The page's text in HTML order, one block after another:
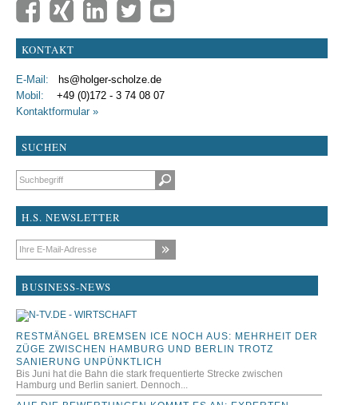
KONTAKT
E-Mail:
hs@holger-scholze.de
Mobil: +49 (0)172 - 3 74 08 07
Kontaktformular »
SUCHEN
Suchbegriffe
H.S. NEWSLETTER
E-Mail-Adresse
BUSINESS-NEWS
RESTMÄNGEL BREMSEN ICE NOCH AUS: MEHRHEIT DER
ZÜGE ZWISCHEN HAMBURG UND BERLIN TROTZ
SANIERUNG UNPÜNKTLICH
Bis Juni hat die Bahn die stark frequentierte Strecke zwischen
Hamburg und Berlin saniert. Dennoch...